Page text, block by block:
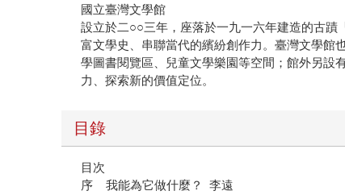
國立臺灣文學館
設立於二○○三年，座落於一九一六年建造的古
富文學史、串聯當代的繽紛創作力。臺灣文學館
學圖書閱覽區、兒童文學樂園等空間；館外另設
力、探索新的價值定位。
目錄
目次
序 我能為它做什麼？ 李遠